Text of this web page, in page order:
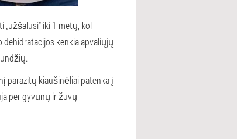
iki 1 metų, kol
kenkia apvaliųjų
parazitų kiaušinėliai patenka į
per gyvūnų ir žuvų